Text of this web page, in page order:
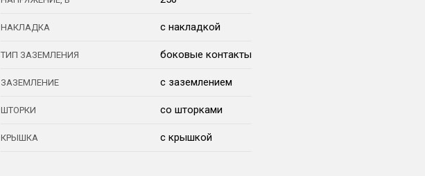
НАКЛАДКА с накладкой
ТИП ЗАЗЕМЛЕНИЯ боковые контакты
ЗАЗЕМЛЕНИЕ с заземлением
ШТОРКИ со шторками
КРЫШКА с крышкой